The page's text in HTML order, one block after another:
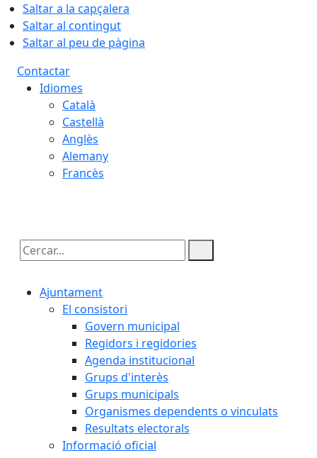
Saltar a la capçalera
Saltar al contingut
Saltar al peu de pàgina
Contactar
Idiomes
Català
Castellà
Anglès
Alemany
Francès
Cercar:
Ajuntament
El consistori
Govern municipal
Regidors i regidories
Agenda institucional
Grups d'interès
Grups municipals
Organismes dependents o vinculats
Resultats electorals
Informació oficial